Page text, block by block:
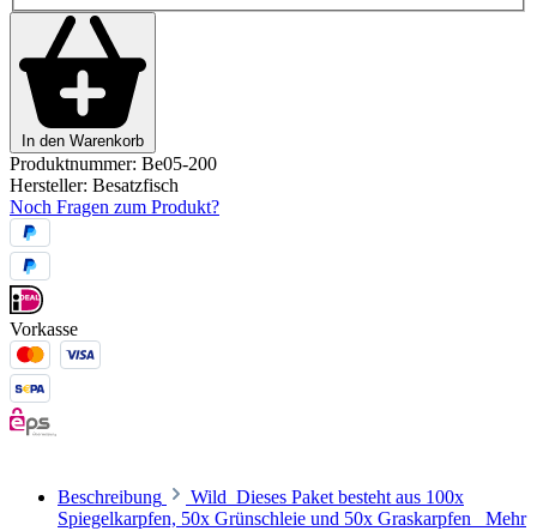
In den Warenkorb
Produktnummer: Be05-200
Hersteller: Besatzfisch
Noch Fragen zum Produkt?
Vorkasse
Beschreibung
Wild Dieses Paket besteht aus 100x
Spiegelkarpfen, 50x Grünschleie und 50x Graskarpfen Mehr